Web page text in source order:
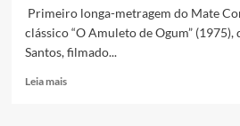
Primeiro longa-metragem do Mate
clássico “O Amuleto de Ogum”
Santos, filmado...
Leia maisRead